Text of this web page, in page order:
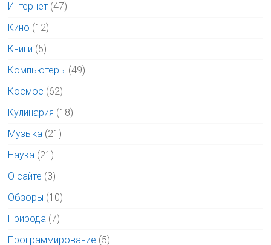
Интернет (47)
Кино (12)
Книги (5)
Компьютеры (49)
Космос (62)
Кулинария (18)
Музыка (21)
Наука (21)
О сайте (3)
Обзоры (10)
Природа (7)
Программирование (5)